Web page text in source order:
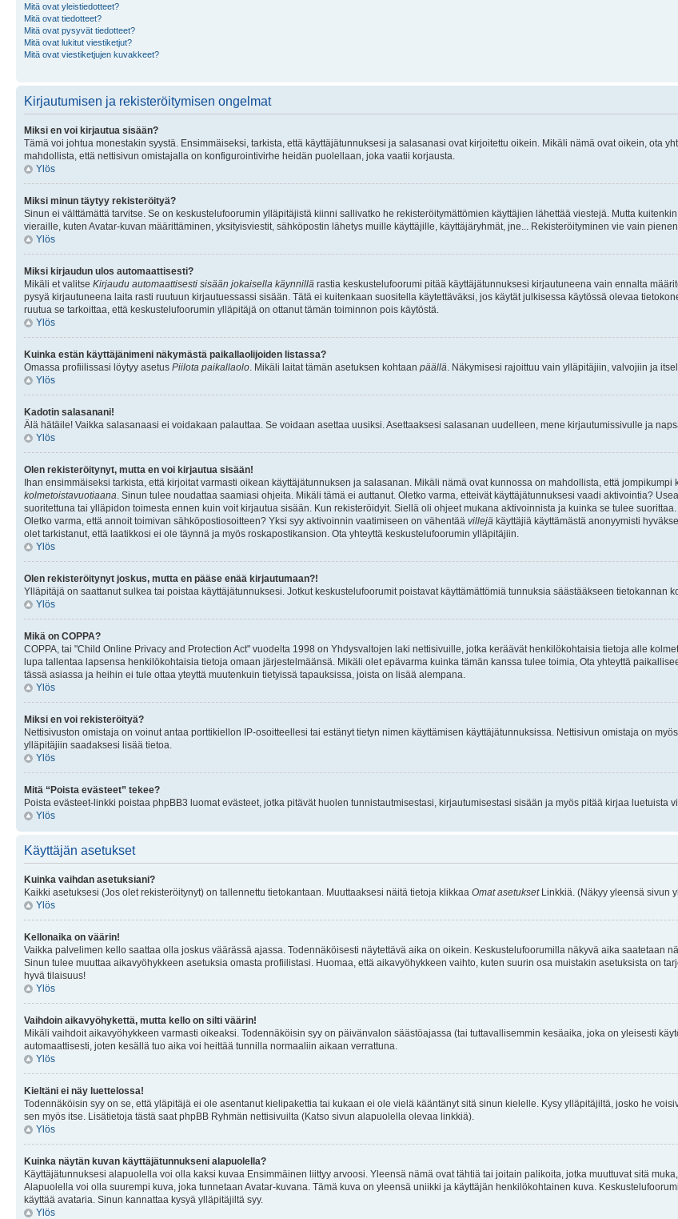
Mitä ovat yleistiedotteet?
Mitä ovat tiedotteet?
Mitä ovat pysyvät tiedotteet?
Mitä ovat lukitut viestiketjut?
Mitä ovat viestiketjujen kuvakkeet?
Kirjautumisen ja rekisteröitymisen ongelmat
Miksi en voi kirjautua sisään?
Tämä voi johtua monestakin syystä. Ensimmäiseksi, tarkista, että käyttäjätunnuksesi ja salasanasi ovat kirjoitettu oikein. Mikäli nämä ovat oikein, ota
mahdollista, että nettisivun omistajalla on konfigurointivirhe heidän puolellaan, joka vaatii korjausta.
Ylös
Miksi minun täytyy rekisteröityä?
Sinun ei välttämättä tarvitse. Se on keskustelufoorumin ylläpitäjistä kiinni sallivatko he rekisteröitymättömien käyttäjien lähettää viestejä. Mutta
vieraille, kuten Avatar-kuvan määrittäminen, yksityisviestit, sähköpostin lähetys muille käyttäjille, käyttäjäryhmät, jne... Rekisteröityminen vie vain
Ylös
Miksi kirjaudun ulos automaattisesti?
Mikäli et valitse Kirjaudu automaattisesti sisään jokaisella käynnillä rastia keskustelufoorumi pitää käyttäjätunnuksesi kirjautuneena vain ennalta
pysyä kirjautuneena laita rasti ruutuun kirjautuessassi sisään. Tätä ei kuitenkaan suositella käytettäväksi, jos käytät julkisessa käytössä olevaa
ruutua se tarkoittaa, että keskustelufoorumin ylläpitäjä on ottanut tämän toiminnon pois käytöstä.
Ylös
Kuinka estän käyttäjänimeni näkymästä paikallaolijoiden listassa?
Omassa profiilissasi löytyy asetus Piilota paikallaolo . Mikäli laitat tämän asetuksen kohtaan päällä . Näkymisesi rajoittuu vain ylläpitäjiin, valvojiin ja
Ylös
Kadotin salasanani!
Älä hätäile! Vaikka salasanaasi ei voidakaan palauttaa. Se voidaan asettaa uusiksi. Asettaaksesi salasanan uudelleen, mene kirjautumissivulle ja
Ylös
Olen rekisteröitynyt, mutta en voi kirjautua sisään!
Ihan ensimmäiseksi tarkista, että kirjoitat varmasti oikean käyttäjätunnuksen ja salasanan. Mikäli nämä ovat kunnossa on mahdollista, että
kolmetoistavuotiaana . Sinun tulee noudattaa saamiasi ohjeita. Mikäli tämä ei auttanut. Oletko varma, etteivät käyttäjätunnuksesi vaadi aktivointia?
suoritettuna tai ylläpidon toimesta ennen kuin voit kirjautua sisään. Kun rekisteröidyit. Siellä oli ohjeet mukana aktivoinnista ja kuinka se tulee
Oletko varma, että annoit toimivan sähköpostiosoitteen? Yksi syy aktivoinnin vaatimiseen on vähentää villejä käyttäjiä käyttämästä anonyymisti
olet tarkistanut, että laatikkosi ei ole täynnä ja myös roskapostikansion. Ota yhteyttä keskustelufoorumin ylläpitäjiin.
Ylös
Olen rekisteröitynyt joskus, mutta en pääse enää kirjautumaan?!
Ylläpitäjä on saattanut sulkea tai poistaa käyttäjätunnuksesi. Jotkut keskustelufoorumit poistavat käyttämättömiä tunnuksia säästääkseen tietokannan
Ylös
Mikä on COPPA?
COPPA, tai "Child Online Privacy and Protection Act" vuodelta 1998 on Yhdysvaltojen laki nettisivuille, jotka keräävät henkilökohtaisia tietoja alle
lupa tallentaa lapsensa henkilökohtaisia tietoja omaan järjestelmäänsä. Mikäli olet epävarma kuinka tämän kanssa tulee toimia, Ota yhteyttä
tässä asiassa ja heihin ei tule ottaa yteyttä muutenkuin tietyissä tapauksissa, joista on lisää alempana.
Ylös
Miksi en voi rekisteröityä?
Nettisivuston omistaja on voinut antaa porttikiellon IP-osoitteellesi tai estänyt tietyn nimen käyttämisen käyttäjätunnuksissa. Nettisivun omistaja on
ylläpitäjiin saadaksesi lisää tietoa.
Ylös
Mitä “Poista evästeet” tekee?
Poista evästeet-linkki poistaa phpBB3 luomat evästeet, jotka pitävät huolen tunnistautmisestasi, kirjautumisestasi sisään ja myös pitää kirjaa luetuista
Ylös
Käyttäjän asetukset
Kuinka vaihdan asetuksiani?
Kaikki asetuksesi (Jos olet rekisteröitynyt) on tallennettu tietokantaan. Muuttaaksesi näitä tietoja klikkaa Omat asetuksetLinkkiä. (Näkyy yleensä sivun
Ylös
Kellonaika on väärin!
Vaikka palvelimen kello saattaa olla joskus väärässä ajassa. Todennäköisesti näytettävä aika on oikein. Keskustelufoorumilla näkyvä aika saatetaan
Sinun tulee muuttaa aikavyöhykkeen asetuksia omasta profiilistasi. Huomaa, että aikavyöhykkeen vaihto, kuten suurin osa muistakin asetuksista on
hyvä tilaisuus!
Ylös
Vaihdoin aikavyöhykettä, mutta kello on silti väärin!
Mikäli vaihdoit aikavyöhykkeen varmasti oikeaksi. Todennäköisin syy on päivänvalon säästöajassa (tai tuttavallisemmin kesäaika, joka on yleisesti
automaattisesti, joten kesällä tuo aika voi heittää tunnilla normaaliin aikaan verrattuna.
Ylös
Kieltäni ei näy luettelossa!
Todennäköisin syy on se, että yläpitäjä ei ole asentanut kielipakettia tai kukaan ei ole vielä kääntänyt sitä sinun kielelle. Kysy ylläpitäjiltä, josko he
sen myös itse. Lisätietoja tästä saat phpBB Ryhmän nettisivuilta (Katso sivun alapuolella olevaa linkkiä).
Ylös
Kuinka näytän kuvan käyttäjätunnukseni alapuolella?
Käyttäjätunnuksesi alapuolella voi olla kaksi kuvaa Ensimmäinen liittyy arvoosi. Yleensä nämä ovat tähtiä tai joitain palikoita, jotka muuttuvat sitä
Alapuolella voi olla suurempi kuva, joka tunnetaan Avatar-kuvana. Tämä kuva on yleensä uniikki ja käyttäjän henkilökohtainen kuva.
käyttää avataria. Sinun kannattaa kysyä ylläpitäjiltä syy.
Ylös